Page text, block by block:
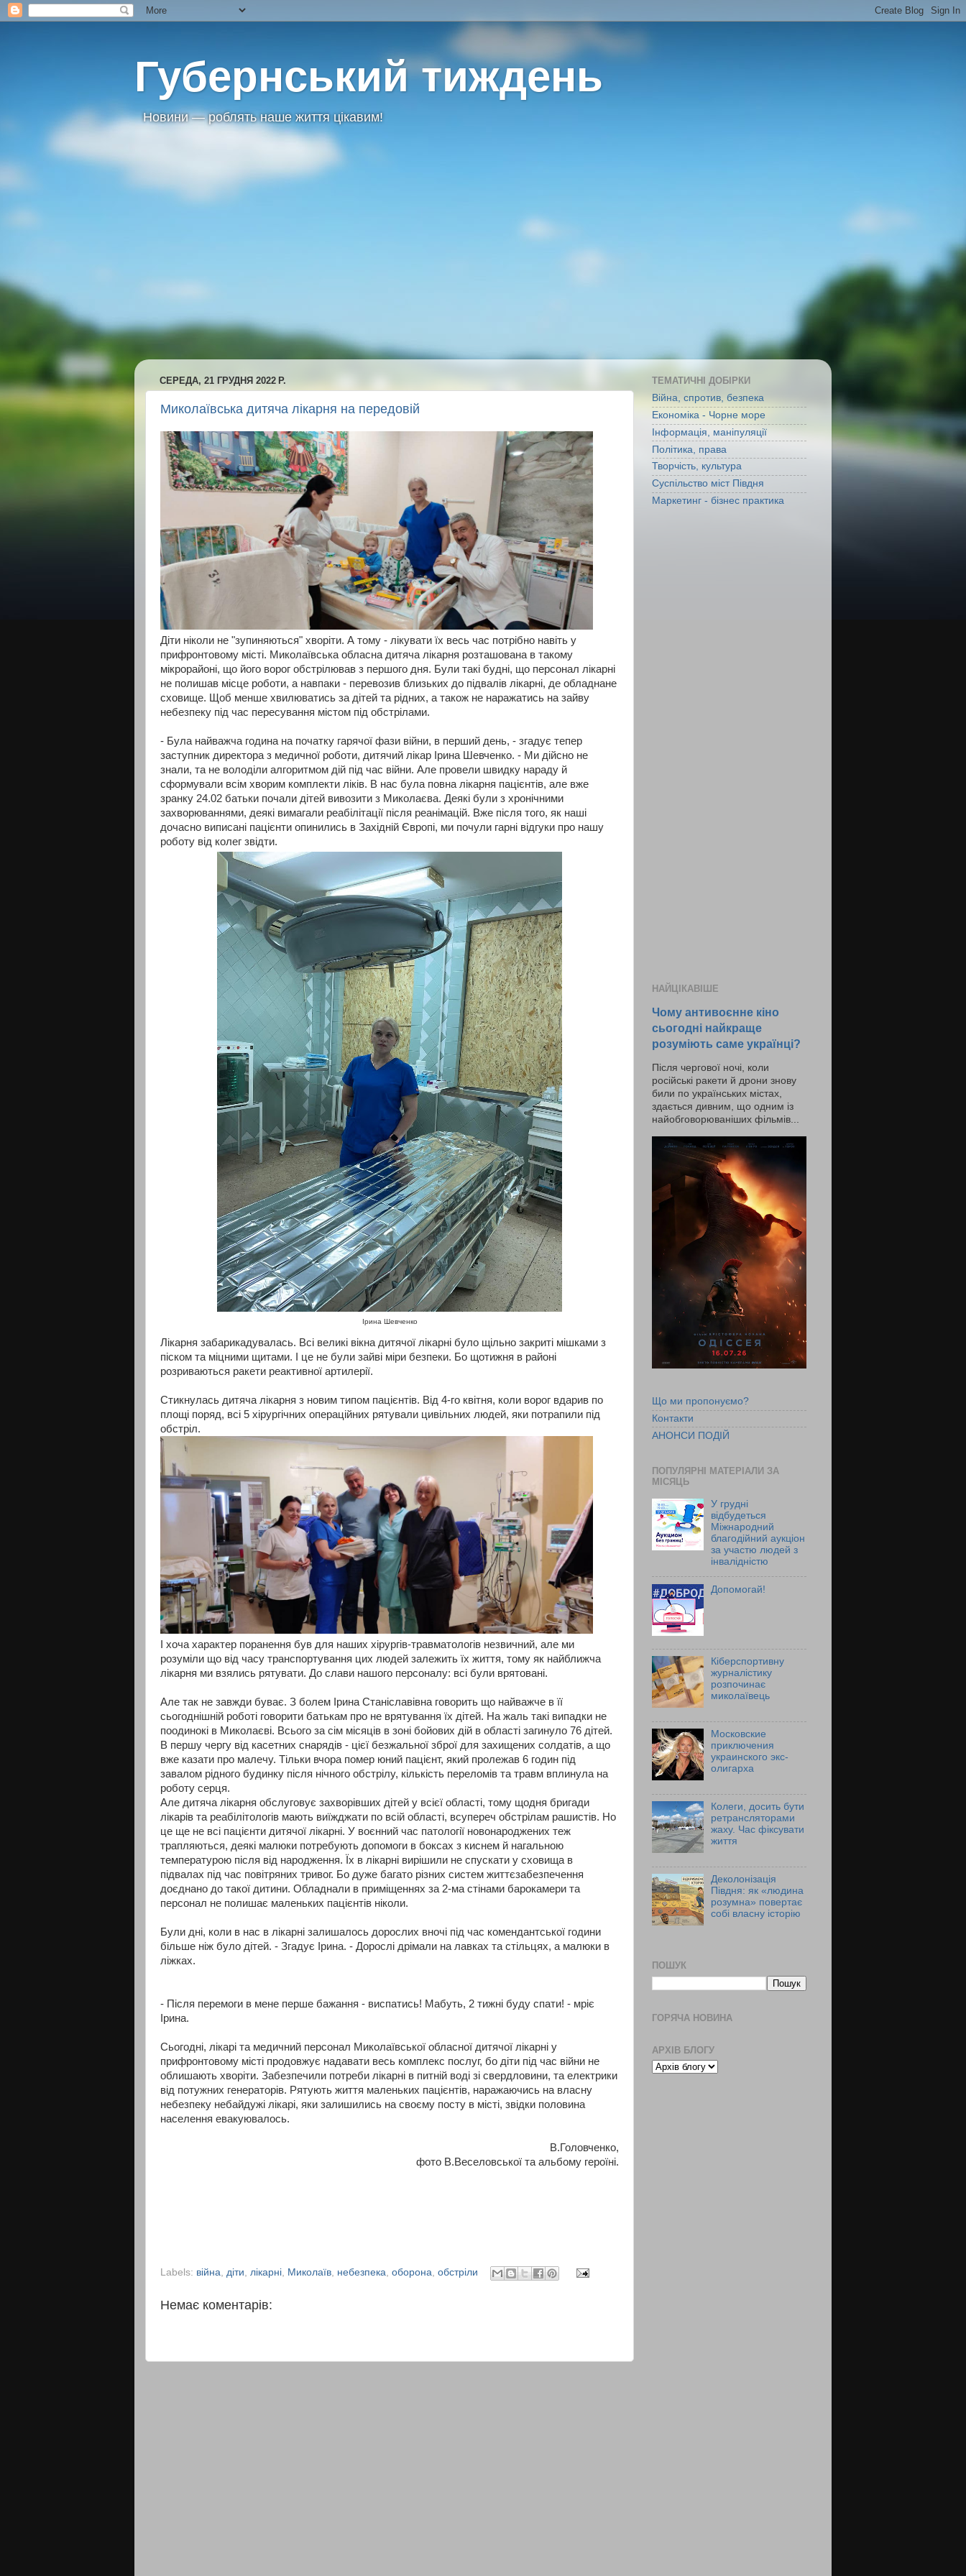
Губернський тиждень
Новини — роблять наше життя цікавим!
СЕРЕДА, 21 ГРУДНЯ 2022 Р.
Миколаївська дитяча лікарня на передовій
Діти ніколи не "зупиняються" хворіти. А тому - лікувати їх весь час потрібно навіть у
прифронтовому місті. Миколаївська обласна дитяча лікарня розташована в такому
мікрорайоні, що його ворог обстрілював з першого дня. Були такі будні, що персонал лікарні
не полишав місце роботи, а навпаки - перевозив близьких до підвалів лікарні, де обладнане
сховище. Щоб менше хвилюватись за дітей та рідних, а також не наражатись на зайву
небезпеку під час пересування містом під обстрілами.
- Була найважча година на початку гарячої фази війни, в перший день, - згадує тепер
заступник директора з медичної роботи, дитячий лікар Ірина Шевченко. - Ми дійсно не
знали, та не володіли алгоритмом дій під час війни. Але провели швидку нараду й
сформували всім хворим комплекти ліків. В нас була повна лікарня пацієнтів, але вже
зранку 24.02 батьки почали дітей вивозити з Миколаєва. Деякі були з хронічними
захворюваннями, деякі вимагали реабілітації після реанімацій. Вже після того, як наші
дочасно виписані пацієнти опинились в Західній Європі, ми почули гарні відгуки про нашу
роботу від колег звідти.
Ірина Шевченко
Лікарня забарикадувалась. Всі великі вікна дитячої лікарні було щільно закриті мішками з
піском та міцними щитами. І це не були зайві міри безпеки. Бо щотижня в районі
розриваються ракети реактивної артилерії.
Стикнулась дитяча лікарня з новим типом пацієнтів. Від 4-го квітня, коли ворог вдарив по
площі поряд, всі 5 хірургічних операційних рятували цивільних людей, яки потрапили під
обстріл.
І хоча характер поранення був для наших хірургів-травматологів незвичний, але ми
розуміли що від часу транспортування цих людей залежить їх життя, тому як найближча
лікарня ми взялись рятувати. До слави нашого персоналу: всі були врятовані.
Але так не завжди буває. З болем Ірина Станіславівна говорить що найважче в її
сьогоднішній роботі говорити батькам про не врятування їх дітей. На жаль такі випадки не
поодинокі в Миколаєві. Всього за сім місяців в зоні бойових дій в області загинуло 76 дітей.
В першу чергу від касетних снарядів - цієї безжальної зброї для захищених солдатів, а що
вже казати про малечу. Тільки вчора помер юний пацієнт, який пролежав 6 годин під
завалом рідного будинку після нічного обстрілу, кількість переломів та травм вплинула на
роботу серця.
Але дитяча лікарня обслуговує захворівших дітей у всієї області, тому щодня бригади
лікарів та реабілітологів мають виїжджати по всій області, всупереч обстрілам рашистів. Но
це ще не всі пацієнти дитячої лікарні. У воєнний час патології новонароджених теж
трапляються, деякі малюки потребують допомоги в боксах з киснем й нагальною
температурою після від народження. Їх в лікарні вирішили не спускати у сховища в
підвалах під час повітряних тривог. Бо дуже багато різних систем життєзабезпечення
доєднано до такої дитини. Обладнали в приміщеннях за 2-ма стінами барокамери та
персонал не полишає маленьких пацієнтів ніколи.
Були дні, коли в нас в лікарні залишалось дорослих вночі під час комендантської години
більше ніж було дітей. - Згадує Ірина. - Дорослі дрімали на лавках та стільцях, а малюки в
ліжках.
- Після перемоги в мене перше бажання - виспатись! Мабуть, 2 тижні буду спати! - мріє
Ірина.
Сьогодні, лікарі та медичний персонал Миколаївської обласної дитячої лікарні у
прифронтовому місті продовжує надавати весь комплекс послуг, бо діти під час війни не
облишають хворіти. Забезпечили потреби лікарні в питній воді зі свердловини, та електрики
від потужних генераторів. Рятують життя маленьких пацієнтів, наражаючись на власну
небезпеку небайдужі лікарі, яки залишились на своєму посту в місті, звідки половина
населення евакуювалось.
В.Головченко,
фото В.Веселовської та альбому героїні.
Labels: війна, діти, лікарні, Миколаїв, небезпека, оборона, обстріли
Немає коментарів:
ТЕМАТИЧНІ ДОБІРКИ
Війна, спротив, безпека
Економіка - Чорне море
Інформація, маніпуляції
Політика, права
Творчість, культура
Суспільство міст Півдня
Маркетинг - бізнес практика
НАЙЦІКАВІШЕ
Чому антивоєнне кіно
сьогодні найкраще
розуміють саме українці?
Після чергової ночі, коли
російські ракети й дрони знову
били по українських містах,
здається дивним, що одним із
найобговорюваніших фільмів...
Що ми пропонуємо?
Контакти
АНОНСИ ПОДІЙ
ПОПУЛЯРНІ МАТЕРІАЛИ ЗА
МІСЯЦЬ
У грудні
відбудеться
Міжнародний
благодійний аукціон
за участю людей з
інвалідністю
Допомогай!
Кіберспортивну
журналістику
розпочинає
миколаївець
Московские
приключения
украинского экс-
олигарха
Колеги, досить бути
ретрансляторами
жаху. Час фіксувати
життя
Деколонізація
Півдня: як «людина
розумна» повертає
собі власну історію
ПОШУК
ГОРЯЧА НОВИНА
АРХІВ БЛОГУ